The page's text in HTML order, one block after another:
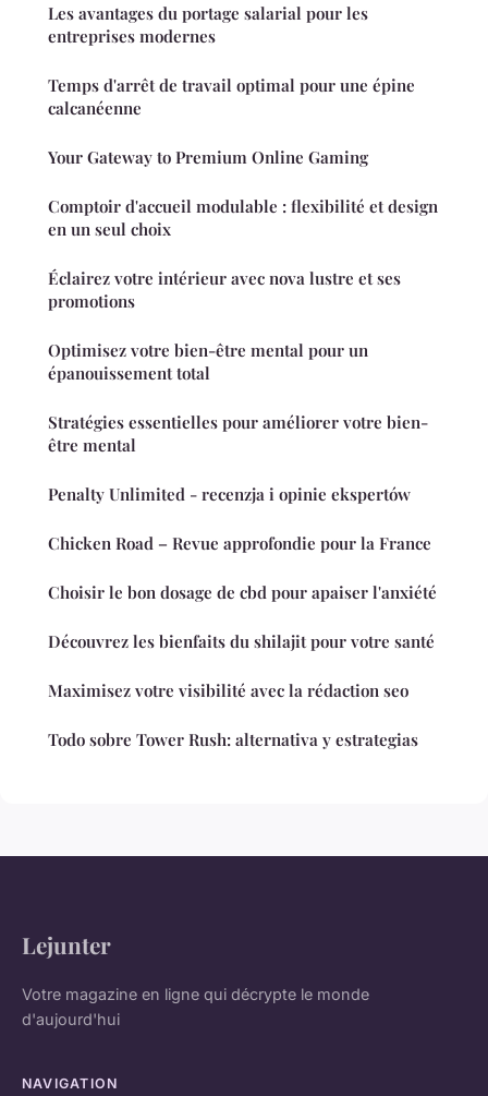
Les avantages du portage salarial pour les
entreprises modernes
Temps d'arrêt de travail optimal pour une épine
calcanéenne
Your Gateway to Premium Online Gaming
Comptoir d'accueil modulable : flexibilité et design
en un seul choix
Éclairez votre intérieur avec nova lustre et ses
promotions
Optimisez votre bien-être mental pour un
épanouissement total
Stratégies essentielles pour améliorer votre bien-
être mental
Penalty Unlimited - recenzja i opinie ekspertów
Chicken Road – Revue approfondie pour la France
Choisir le bon dosage de cbd pour apaiser l'anxiété
Découvrez les bienfaits du shilajit pour votre santé
Maximisez votre visibilité avec la rédaction seo
Todo sobre Tower Rush: alternativa y estrategias
Lejunter
Votre magazine en ligne qui décrypte le monde
d'aujourd'hui
NAVIGATION